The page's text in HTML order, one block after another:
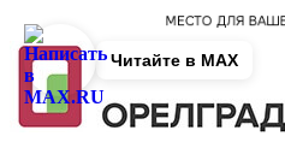
Читайте в MAX